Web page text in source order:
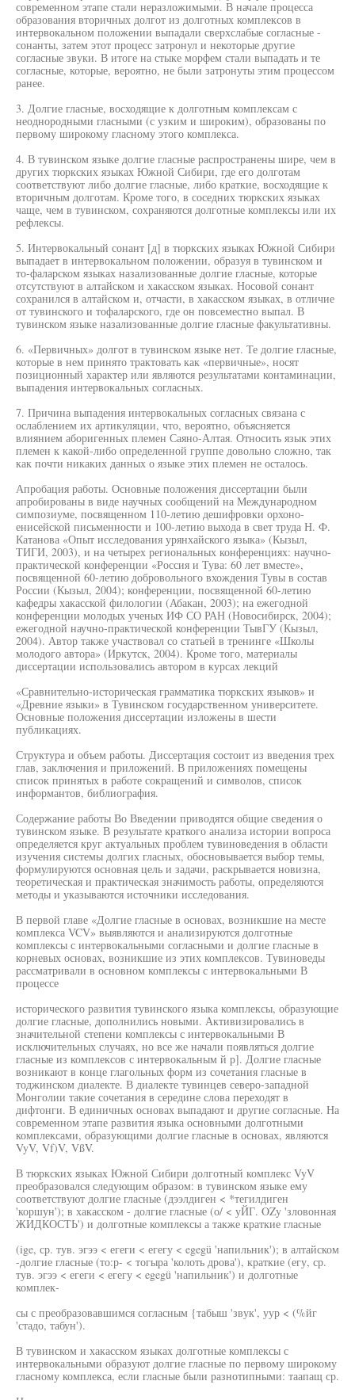
современном этапе стали неразложимыми. В начале процесса
образования вторичных долгот из долготных комплексов в
интервокальном положении выпадали сверхслабые согласные -
сонанты, затем этот процесс затронул и некоторые другие
согласные звуки. В итоге на стыке морфем стали выпадать и те
согласные, которые, вероятно, не были затронуты этим процессом
ранее.
3. Долгие гласные, восходящие к долготным комплексам с
неоднородными гласными (с узким и широким), образованы по
первому широкому гласному этого комплекса.
4. В тувинском языке долгие гласные распространены шире, чем в
других тюркских языках Южной Сибири, где его долготам
соответствуют либо долгие гласные, либо краткие, восходящие к
вторичным долготам. Кроме того, в соседних тюркских языках
чаще, чем в тувинском, сохраняются долготные комплексы или их
рефлексы.
5. Интервокальный сонант [д] в тюркских языках Южной Сибири
выпадает в интервокальном положении, образуя в тувинском и
то-фаларском языках назализованные долгие гласные, которые
отсутствуют в алтайском и хакасском языках. Носовой сонант
сохранился в алтайском и, отчасти, в хакасском языках, в отличие
от тувинского и тофаларского, где он повсеместно выпал. В
тувинском языке назализованные долгие гласные факультативны.
6. «Первичных» долгот в тувинском языке нет. Те долгие гласные,
которые в нем принято трактовать как «первичные», носят
позиционный характер или являются результатами контаминации,
выпадения интервокальных согласных.
7. Причина выпадения интервокальных согласных связана с
ослаблением их артикуляции, что, вероятно, объясняется
влиянием аборигенных племен Саяно-Алтая. Относить язык этих
племен к какой-либо определенной группе довольно сложно, так
как почти никаких данных о языке этих племен не осталось.
Апробация работы. Основные положения диссертации были
апробированы в виде научных сообщений на Международном
симпозиуме, посвященном 110-летию дешифровки орхоно-
енисейской письменности и 100-летию выхода в свет труда Н. Ф.
Катанова «Опыт исследования урянхайского языка» (Кызыл,
ТИГИ, 2003), и на четырех региональных конференциях: научно-
практической конференции «Россия и Тува: 60 лет вместе»,
посвященной 60-летию добровольного вхождения Тувы в состав
России (Кызыл, 2004); конференции, посвященной 60-летию
кафедры хакасской филологии (Абакан, 2003); на ежегодной
конференции молодых ученых ИФ СО РАН (Новосибирск, 2004);
ежегодной научно-практической конференции ТывГУ (Кызыл,
2004). Автор также участвовал со статьей в тренинге «Школы
молодого автора» (Иркутск, 2004). Кроме того, материалы
диссертации использовались автором в курсах лекций
«Сравнительно-историческая грамматика тюркских языков» и
«Древние языки» в Тувинском государственном университете.
Основные положения диссертации изложены в шести
публикациях.
Структура и объем работы. Диссертация состоит из введения трех
глав, заключения и приложений. В приложениях помещены
список принятых в работе сокращений и символов, список
информантов, библиография.
Содержание работы Во Введении приводятся общие сведения о
тувинском языке. В результате краткого анализа истории вопроса
определяется круг актуальных проблем тувиноведения в области
изучения системы долгих гласных, обосновывается выбор темы,
формулируются основная цель и задачи, раскрывается новизна,
теоретическая и практическая значимость работы, определяются
методы и указываются источники исследования.
В первой главе «Долгие гласные в основах, возникшие на месте
комплекса VCV» выявляются и анализируются долготные
комплексы с интервокальными согласными и долгие гласные в
корневых основах, возникшие из этих комплексов. Тувиноведы
рассматривали в основном комплексы с интервокальными В
процессе
исторического развития тувинского языка комплексы, образующие
долгие гласные, дополнились новыми. Активизировались в
значительной степени комплексы с интервокальными В
исключительных случаях, но все же начали появляться долгие
гласные из комплексов с интервокальным й р]. Долгие гласные
возникают в конце глагольных форм из сочетания гласные в
тоджинском диалекте. В диалекте тувинцев северо-западной
Монголии такие сочетания в середине слова переходят в
дифтонги. В единичных основах выпадают и другие согласные. На
современном этапе развития языка основными долготными
комплексами, образующими долгие гласные в основах, являются
VyV, Vf)V, VßV.
В тюркских языках Южной Сибири долготный комплекс VyV
преобразовался следующим образом: в тувинском языке ему
соответствуют долгие гласные (дээлдиген < *тегилдиген
'коршун'); в хакасском - долгие гласные (о/ < уЙГ. OZy 'зловонная
ЖИДКОСТЬ') и долготные комплексы а также краткие гласные
(ige, ср. тув. эгээ < егеги < егегу < egegü 'напильник'); в алтайском
-долгие гласные (то:р- < тогыра 'колоть дрова'), краткие (егу, ср.
тув. эгээ < егеги < егегу < egegü 'напильник') и долготные
комплек-
сы с преобразовавшимся согласным {табыш 'звук', уур < (%йг
'стадо, табун').
В тувинском и хакасском языках долготные комплексы с
интервокальными образуют долгие гласные по первому широкому
гласному комплекса, если гласные были разнотипными: таапащ ср.